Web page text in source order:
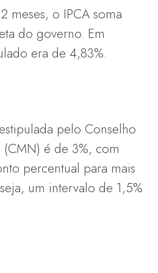
meses, o IPCA soma
do governo. Em
era de 4,83%.
pelo Conselho
é de 3%, com
percentual para mais
um intervalo de 1,5%